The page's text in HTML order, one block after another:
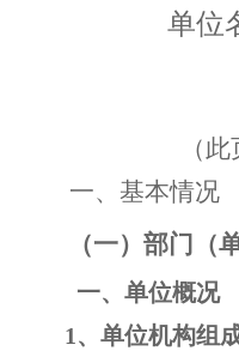
单位
（
一、 基本情况
（一）部门（
一、单位概况
1、单位机构组